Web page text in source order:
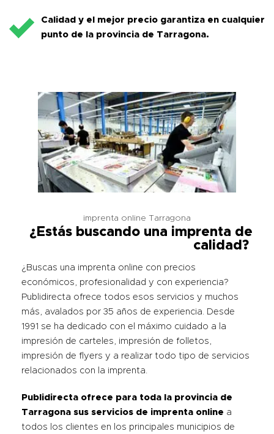
Calidad y el mejor precio garantiza en cualquier
punto de la provincia de Tarragona.
imprenta online Tarragona
¿Estás buscando una imprenta de
calidad?
¿Buscas una imprenta online con precios
económicos, profesionalidad y con experiencia?
Publidirecta ofrece todos esos servicios y muchos
más, avalados por 35 años de experiencia. Desde
1991 se ha dedicado con el máximo cuidado a la
impresión de carteles, impresión de folletos,
impresión de flyers y a realizar todo tipo de servicios
relacionados con la imprenta.
Publidirecta ofrece para toda la provincia de
Tarragona sus servicios de imprenta online a
todos los clientes en los principales municipios de